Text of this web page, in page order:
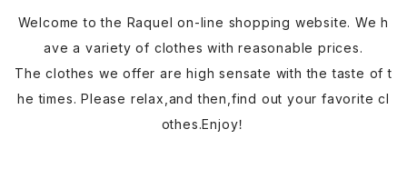
Welcome to the Raquel on-line shopping website. We h
ave a variety of clothes with reasonable prices.
The clothes we offer are high sensate with the taste of t
he times. Please relax,and then,find out your favorite cl
othes.Enjoy！